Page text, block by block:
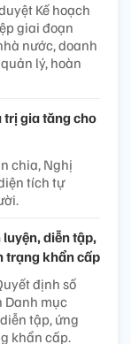
Kế hoạch
giai đoạn
nước, doanh
lý, hoàn
trị gia tăng cho
chia, Nghị
tích tự
diễn tập,
trạng khẩn cấp
định số
Danh mục
tập, ứng
khẩn cấp.